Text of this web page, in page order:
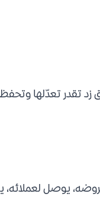
زد تقدر تعدّلها
يوصل